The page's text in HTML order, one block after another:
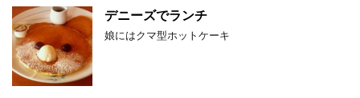
デニーズでランチ
娘にはクマ型ホットケーキ